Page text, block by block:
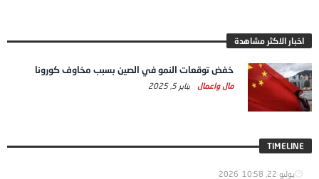
اخبار الاكثر مشاهدة
خفض توقعات النمو في الصين بسبب مخاوف كورونا
مال واعمال يناير 5, 2025
TIMELINE
يوليو 22, 2026 10:58